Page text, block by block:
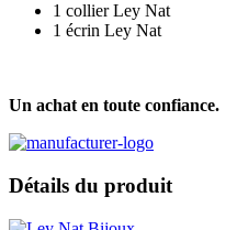
1 collier Ley Nat
1 écrin Ley Nat
Un achat en toute confiance.
Détails du produit